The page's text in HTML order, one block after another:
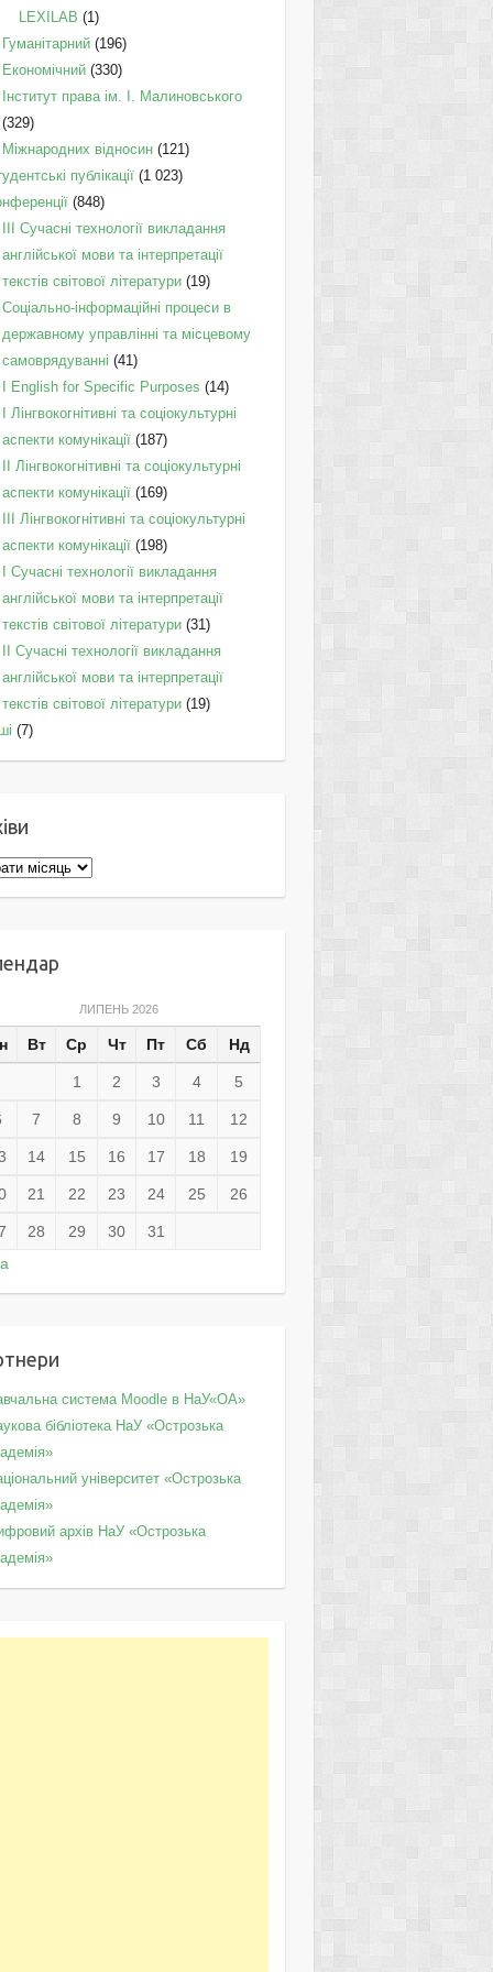
LEXILAB (1)
Гуманітарний(196)
Економічний(330)
Інститут права ім. І. Малиновського
(329)
Міжнародних відносин(121)
публікації(1 023)
(848)
III Сучасні технології викладання
англійської мови та інтерпретації
текстів світової літератури(19)
Соціально-інформаційні процеси в
державному управлінні та місцевому
самоврядуванні (41)
І English for Specific Purposes (14)
I Лінгвокогнітивні та соціокультурні
аспекти комунікації(187)
IІ Лінгвокогнітивні та соціокультурні
аспекти комунікації(169)
IІI Лінгвокогнітивні та соціокультурні
аспекти комунікації(198)
I Cучасні технології викладання
англійської мови та інтерпретації
текстів світової літератури(31)
II Cучасні технології викладання
англійської мови та інтерпретації
текстів світової літератури(19)
(7)
ЛИПЕНЬ 2026
Вт Ср Чт Пт Сб Нд
1 2 3 4 5
7 8 9 10 11 12
14 15 16 17 18 19
21 22 23 24 25 26
28 29 30
31
система Moodle в НаУ«ОА»
бібліотека НаУ «Острозька
університет «Острозька
архів НаУ «Острозька